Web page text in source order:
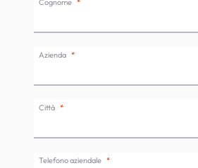
Azienda
Città
Telefono aziendale